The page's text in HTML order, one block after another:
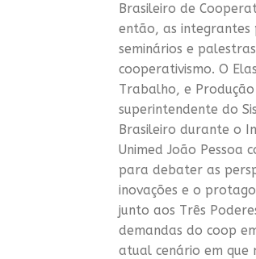
Brasileiro de
então, as integrantes
seminários e
cooperativismo. O
Trabalho, e
superintendente do
Brasileiro durante o
Unimed João Pessoa
para debater as
inovações e o
junto aos Três
demandas do coop
atual cenário em que